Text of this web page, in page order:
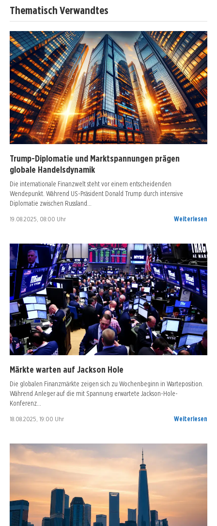
Thematisch Verwandtes
Trump-Diplomatie und Marktspannungen prägen
globale Handelsdynamik
Die internationale Finanzwelt steht vor einem entscheidenden
Wendepunkt. Während US-Präsident Donald Trump durch intensive
Diplomatie zwischen Russland…
19.08.2025, 08:00 Uhr Weiterlesen
Märkte warten auf Jackson Hole
Die globalen Finanzmärkte zeigen sich zu Wochenbeginn in Warteposition.
Während Anleger auf die mit Spannung erwartete Jackson-Hole-
Konferenz…
18.08.2025, 19:00 Uhr Weiterlesen